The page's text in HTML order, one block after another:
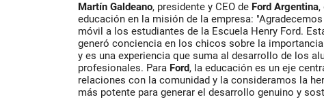
Martín Galdeano, presidente y CEO de Ford Argentina,
educación en la misión de la empresa:
móvil a los estudiantes de la Escuela Henry Ford.
generó conciencia en los chicos sobre la
y es una experiencia que suma al desarrollo de los
profesionales. Para Ford, la educación es un eje
relaciones con la comunidad y la consideramos la
más potente para generar el desarrollo genuino y